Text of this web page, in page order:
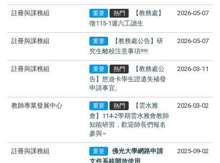
註冊與課務組 重要 熱門
【教務處】
徵115-1週六工讀生
2026-05-07
註冊與課務組 重要
【教務處公告】研
究生離校注意事項!!!!!
2026-05-07
註冊與課務組 重要 熱門
【教務處公
告】悠遊卡學生證遺失補發
申請事宜。
2026-03-11
教師專業發展中心 重要 熱門
【雲水雅
會】114-2學期雲水雅會教師
知能研習，歡迎師長們報名
參與~
2026-03-02
註冊與課務組 重要
佛光大學網路申請
文件系統開放使用
2025-09-02